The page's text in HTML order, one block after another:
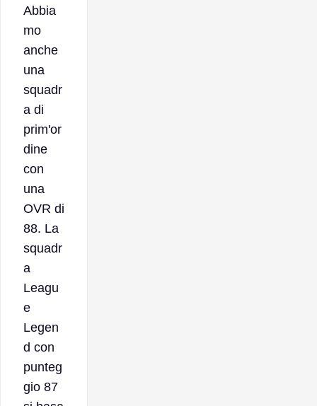
Abbia
mo
anche
una
squadr
a di
prim'or
dine
con
una
OVR di
88. La
squadr
a
Leagu
e
Legen
d con
punteg
gio 87